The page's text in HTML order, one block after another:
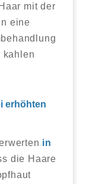
mit der
eine
kahlen
erhöhten
in
die Haare